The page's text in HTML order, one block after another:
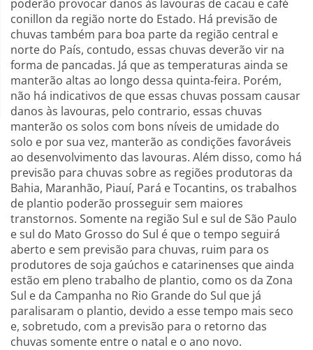
poderão provocar danos às lavouras de cacau e café
conillon da região norte do Estado. Há previsão de
chuvas também para boa parte da região central e
norte do País, contudo, essas chuvas deverão vir na
forma de pancadas. Já que as temperaturas ainda se
manterão altas ao longo dessa quinta-feira. Porém,
não há indicativos de que essas chuvas possam causar
danos às lavouras, pelo contrario, essas chuvas
manterão os solos com bons níveis de umidade do
solo e por sua vez, manterão as condições favoráveis
ao desenvolvimento das lavouras. Além disso, como há
previsão para chuvas sobre as regiões produtoras da
Bahia, Maranhão, Piauí, Pará e Tocantins, os trabalhos
de plantio poderão prosseguir sem maiores
transtornos. Somente na região Sul e sul de São Paulo
e sul do Mato Grosso do Sul é que o tempo seguirá
aberto e sem previsão para chuvas, ruim para os
produtores de soja gaúchos e catarinenses que ainda
estão em pleno trabalho de plantio, como os da Zona
Sul e da Campanha no Rio Grande do Sul que já
paralisaram o plantio, devido a esse tempo mais seco
e, sobretudo, com a previsão para o retorno das
chuvas somente entre o natal e o ano novo.